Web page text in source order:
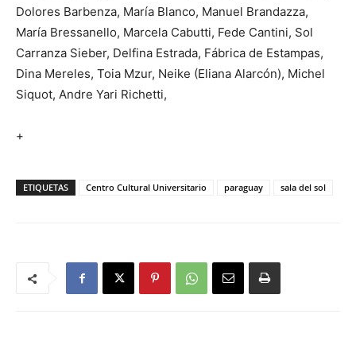
Dolores Barbenza, María Blanco, Manuel Brandazza,
María Bressanello, Marcela Cabutti, Fede Cantini, Sol
Carranza Sieber, Delfina Estrada, Fábrica de Estampas,
Dina Mereles, Toia Mzur, Neike (Eliana Alarcón), Michel
Siquot, Andre Yari Richetti,
+
ETIQUETAS Centro Cultural Universitario paraguay sala del sol